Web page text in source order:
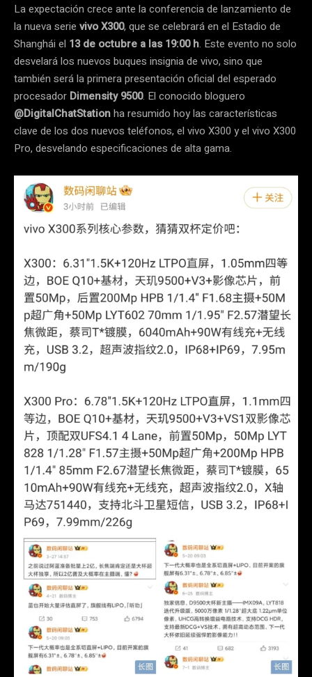
La expectación crece ante la conferencia de lanzamiento de
la nueva serie vivo X300, que se celebrará en el Estadio de
Shanghái el 13 de octubre a las 19:00 h. Este evento no solo
desvelará los nuevos buques insignia de vivo, sino que
también será la primera presentación oficial del esperado
procesador Dimensity 9500. El conocido bloguero
@DigitalChatStationha resumido hoy las características
clave de los dos nuevos teléfonos, el vivo X300 y el vivo X300
Pro, desvelando especificaciones de alta gama.